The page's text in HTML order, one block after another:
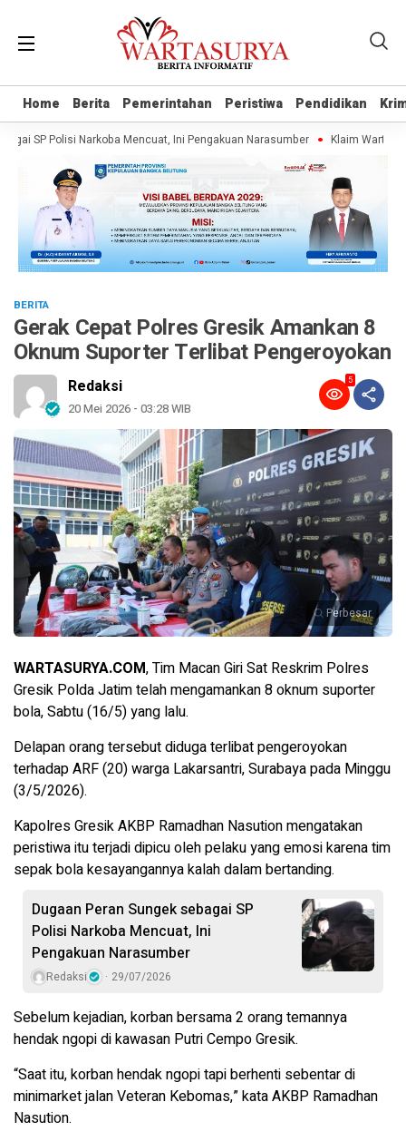
Home Berita Pemerintahan Peristiwa Pendidikan
Home Berita Pemerintahan Peristiwa Pendidikan
SP Polisi Narkoba Mencuat, Ini Pengakuan Narasumber Klaim Wartawan
BERITA
Gerak Cepat Polres Gresik Amankan 8
Oknum Suporter Terlibat Pengeroyokan
Redaksi
20 Mei 2026 - 03:28 WIB
5
Perbesar
WARTASURYA.COM, Tim Macan Giri Sat Reskrim Polres
Gresik Polda Jatim telah mengamankan 8 oknum suporter
bola, Sabtu (16/5) yang lalu.
Delapan orang tersebut diduga terlibat pengeroyokan
terhadap ARF (20) warga Lakarsantri, Surabaya pada Minggu
(3/5/2026).
Kapolres Gresik AKBP Ramadhan Nasution mengatakan
peristiwa itu terjadi dipicu oleh pelaku yang emosi karena tim
sepak bola kesayangannya kalah dalam bertanding.
Dugaan Peran Sungek sebagai SP
Polisi Narkoba Mencuat, Ini
Pengakuan Narasumber
Redaksi 29/07/2026
Sebelum kejadian, korban bersama 2 orang temannya
hendak ngopi di kawasan Putri Cempo Gresik.
“Saat itu, korban hendak ngopi tapi berhenti sebentar di
minimarket jalan Veteran Kebomas,” kata AKBP Ramadhan
Nasution.